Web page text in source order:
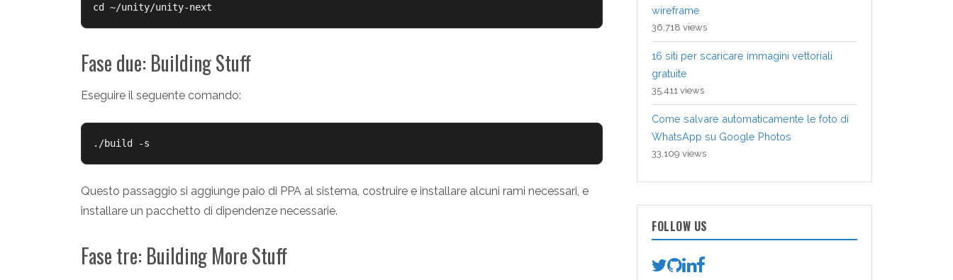
cd ~/unity/unity-next
Fase due: Building Stuff
Eseguire il seguente comando:
./build -s
Questo passaggio si aggiunge paio di PPA al sistema, costruire e installare alcuni rami necessari, e
installare un pacchetto di dipendenze necessarie.
Fase tre: Building More Stuff
wireframe
36,718 views
16 siti per scaricare immagini vettoriali
gratuite
35,411 views
Come salvare automaticamente le foto di
WhatsApp su Google Photos
33,109 views
FOLLOW US